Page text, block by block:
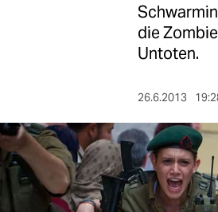
berlin
nord
wahrheit
die
Untoten.
26.6.2013